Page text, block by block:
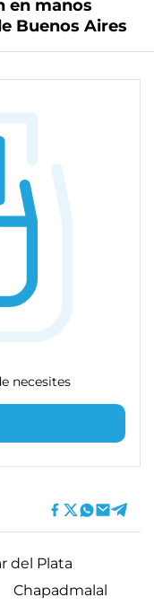
en manos
Buenos Aires
necesites
del Plata
Chapadmalal